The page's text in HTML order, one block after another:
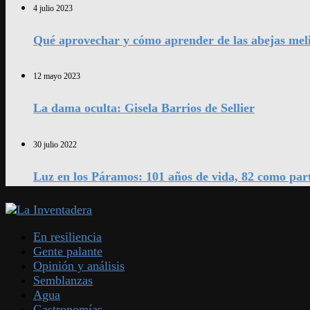
4 julio 2023
Qué aprovechar y cómo aprender de las abejas
12 mayo 2023
La dama oculta: Gisela Barrios de Sellier
30 julio 2022
Luz en los Páramos: 101 años de vida, 82 como
En resiliencia
Gente palante
Opinión y análisis
Semblanzas
Agua